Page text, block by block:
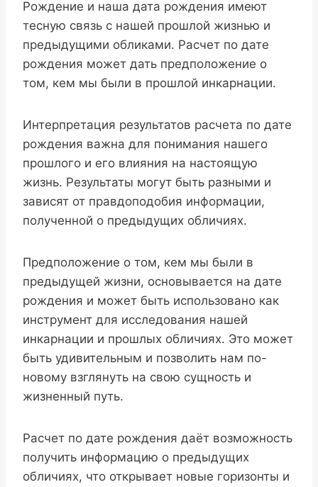
Рождение и наша дата рождения имеют
тесную связь с нашей прошлой жизнью и
предыдущими обликами. Расчет по дате
рождения может дать предположение о
том, кем мы были в прошлой инкарнации.
Интерпретация результатов расчета по дате
рождения важна для понимания нашего
прошлого и его влияния на настоящую
жизнь. Результаты могут быть разными и
зависят от правдоподобия информации,
полученной о предыдущих обличиях.
Предположение о том, кем мы были в
предыдущей жизни, основывается на дате
рождения и может быть использовано как
инструмент для исследования нашей
инкарнации и прошлых обличиях. Это может
быть удивительным и позволить нам по-
новому взглянуть на свою сущность и
жизненный путь.
Расчет по дате рождения даёт возможность
получить информацию о предыдущих
обличиях, что открывает новые горизонты и